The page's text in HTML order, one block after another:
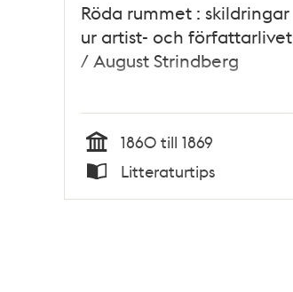
Röda rummet : skildringar
ur artist- och författarlivet
/ August Strindberg
Tid
1860 till 1869
Litteraturtips